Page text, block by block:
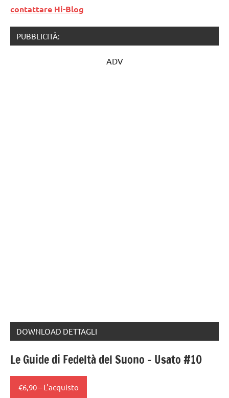
contattare Hi-Blog
PUBBLICITÀ:
ADV
DOWNLOAD DETTAGLI
Le Guide di Fedeltà del Suono – Usato #10
€6,90 – L'acquisto